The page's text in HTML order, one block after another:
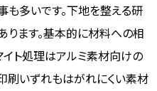
多いです。下地を整える研
ます。基本的に材料への相
ト処理はアルミ素材向けの
刷いずれもはがれにくい素材